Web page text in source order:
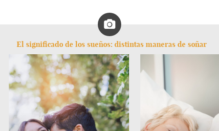
El significado de los sueños: distintas maneras de soñar